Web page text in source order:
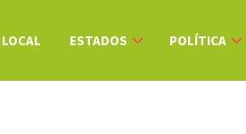
LOCAL ESTADOS POLÍTICA